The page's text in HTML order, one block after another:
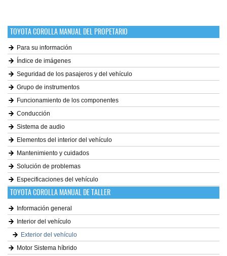
TOYOTA COROLLA MANUAL DEL PROPETARIO
Para su información
Índice de imágenes
Seguridad de los pasajeros y del vehículo
Grupo de instrumentos
Funcionamiento de los componentes
Conducción
Sistema de audio
Elementos del interior del vehículo
Mantenimiento y cuidados
Solución de problemas
Especificaciones del vehículo
TOYOTA COROLLA MANUAL DE TALLER
Información general
Interior del vehículo
Exterior del vehículo
Motor Sistema híbrido